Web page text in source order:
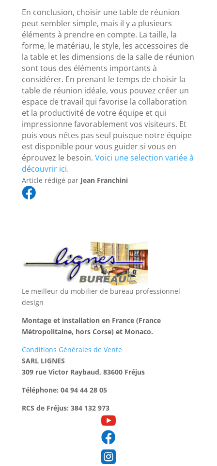
En conclusion, choisir une table de réunion
peut sembler simple, mais il y a plusieurs
éléments à prendre en compte. La taille, la
forme, le matériau, le style, les accessoires de
la table et les dimensions de la salle de réunion
sont tous des éléments importants à
considérer. En prenant le temps de choisir la
table de réunion idéale, vous pouvez créer un
espace de travail qui favorise la collaboration
et la productivité de votre équipe et qui
impressionne favorablement vos visiteurs. Et
puis vous nêtes pas seul puisque notre équipe
est disponible pour vous guider si vous en
éprouvez le besoin. Voici une selection variée à
découvrir ici.
Article rédigé par Jean Franchini

Le meilleur du mobilier de bureau professionnel
design
Montage et installation en France (France
Métropolitaine, hors Corse) et Monaco.
Conditions Générales de Vente
SARL LIGNES
309 rue Victor Raybaud, 83600 Fréjus
Téléphone: 04 94 44 28 05
RCS de Fréjus: 384 132 973


